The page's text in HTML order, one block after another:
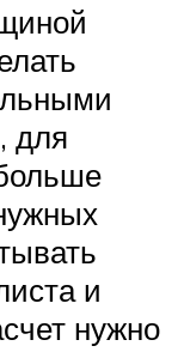
для
и
нужно